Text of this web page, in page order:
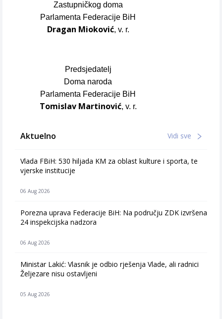
Zastupničkog doma
Parlamenta Federacije BiH
Dragan Mioković, v. r.
Predsjedatelj
Doma naroda
Parlamenta Federacije BiH
Tomislav Martinović, v. r.
Aktuelno Vidi sve
Vlada FBiH: 530 hiljada KM za oblast kulture i sporta, te
vjerske institucije
06 Aug 2026
Porezna uprava Federacije BiH: Na području ZDK izvršena
24 inspekcijska nadzora
06 Aug 2026
Ministar Lakić: Vlasnik je odbio rješenja Vlade, ali radnici
Željezare nisu ostavljeni
05 Aug 2026